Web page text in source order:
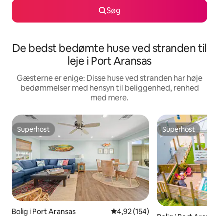
Søg
De bedst bedømte huse ved stranden til
leje i Port Aransas
Gæsterne er enige: Disse huse ved stranden har høje
bedømmelser med hensyn til beliggenhed, renhed
med mere.
Superhost
Superhost
Bolig i Port Aransas 4,92 ud af 5 i gennemsnitlig
4,92 (154)
Superhost
Superhost